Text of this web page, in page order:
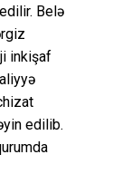
Belə
inkişaf
edilib.